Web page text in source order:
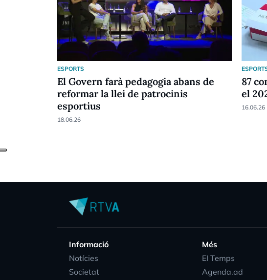
ESPORTS
El Govern farà pedagogia abans de
reformar la llei de patrocinis
esportius
18.06.26
87
el
16.06.26
Informació
Notícies
Societat
Més
EI Temps
Agenda.ad